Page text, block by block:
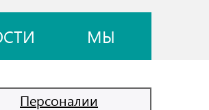
МЫ
Персоналии